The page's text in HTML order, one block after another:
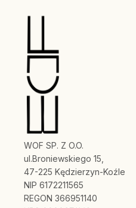
WOF SP. Z O.O.
ul.Broniewskiego 15,
47-225 Kędzierzyn-Koźle
NIP 6172211565
REGON 366951140